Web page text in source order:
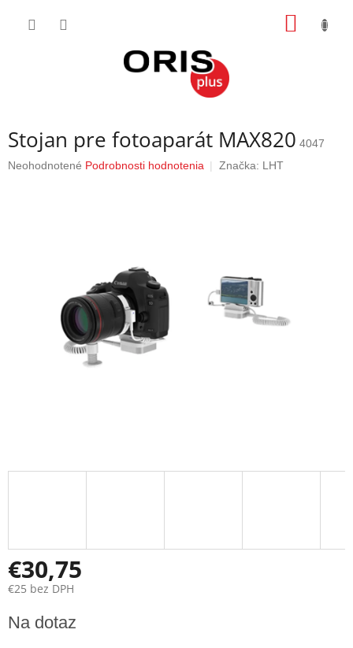
Stojan pre fotoaparát MAX820 4047
Priemerné
Neohodnotené Podrobnosti hodnotenia Značka: LHT
€30,75
€25 bez DPH
cena:
Na dotaz